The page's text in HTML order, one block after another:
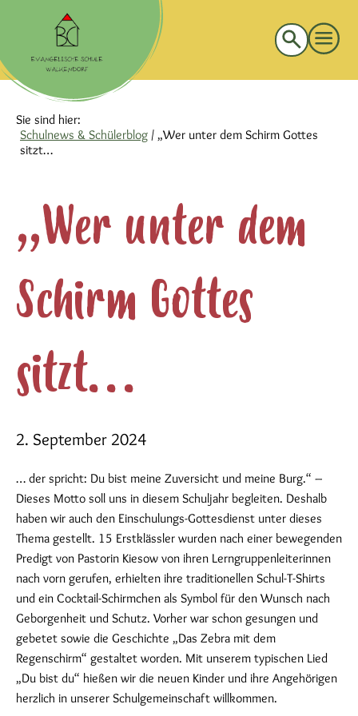
Suche
nach:
Sie sind hier:
Schulnews & Schülerblog / „Wer unter dem Schirm Gottes
sitzt…
„Wer unter dem
Schirm Gottes
sitzt…
2. September 2024
… der spricht: Du bist meine Zuversicht und meine Burg.“ –
Dieses Motto soll uns in diesem Schuljahr begleiten. Deshalb
haben wir auch den Einschulungs-Gottesdienst unter dieses
Thema gestellt. 15 Erstklässler wurden nach einer bewegenden
Predigt von Pastorin Kiesow von ihren Lerngruppenleiterinnen
nach vorn gerufen, erhielten ihre traditionellen Schul-T-Shirts
und ein Cocktail-Schirmchen als Symbol für den Wunsch nach
Geborgenheit und Schutz. Vorher war schon gesungen und
gebetet sowie die Geschichte „Das Zebra mit dem
Regenschirm“ gestaltet worden. Mit unserem typischen Lied
„Du bist du“ hießen wir die neuen Kinder und ihre Angehörigen
herzlich in unserer Schulgemeinschaft willkommen.